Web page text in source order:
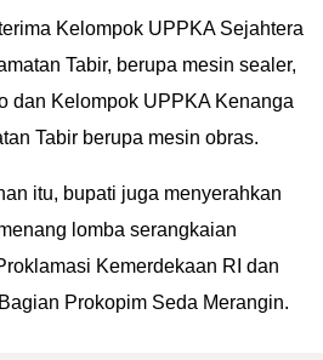
Kelompok UPPKA Sejahtera
Tabir, berupa mesin sealer,
dan Kelompok UPPKA Kenanga
Tabir berupa mesin obras.
itu, bupati juga menyerahkan
lomba serangkaian
Kemerdekaan RI dan
Prokopim Seda Merangin.